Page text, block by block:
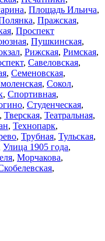
, Площадь Ильича,
, Пражская,
, Проспект
, Пушкинская,
, Рижская, Римская,
, Савеловская,
, Семеновская,
, Сокол,
, Спортивная,
, Студенческая,
, Тверская, Театральная,
, Технопарк,
, Трубная, Тульская,
Улица 1905 года,
, Морчакова,
,